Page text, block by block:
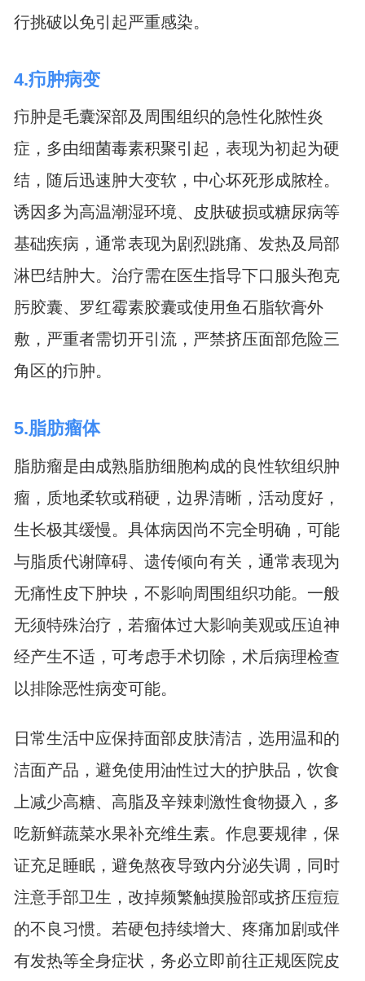
行挑破以免引起严重感染。
4.疖肿病变
疖肿是毛囊深部及周围组织的急性化脓性炎
症，多由细菌毒素积聚引起，表现为初起为硬
结，随后迅速肿大变软，中心坏死形成脓栓。
诱因多为高温潮湿环境、皮肤破损或糖尿病等
基础疾病，通常表现为剧烈跳痛、发热及局部
淋巴结肿大。治疗需在医生指导下口服头孢克
肟胶囊、罗红霉素胶囊或使用鱼石脂软膏外
敷，严重者需切开引流，严禁挤压面部危险三
角区的疖肿。
5.脂肪瘤体
脂肪瘤是由成熟脂肪细胞构成的良性软组织肿
瘤，质地柔软或稍硬，边界清晰，活动度好，
生长极其缓慢。具体病因尚不完全明确，可能
与脂质代谢障碍、遗传倾向有关，通常表现为
无痛性皮下肿块，不影响周围组织功能。一般
无须特殊治疗，若瘤体过大影响美观或压迫神
经产生不适，可考虑手术切除，术后病理检查
以排除恶性病变可能。
日常生活中应保持面部皮肤清洁，选用温和的
洁面产品，避免使用油性过大的护肤品，饮食
上减少高糖、高脂及辛辣刺激性食物摄入，多
吃新鲜蔬菜水果补充维生素。作息要规律，保
证充足睡眠，避免熬夜导致内分泌失调，同时
注意手部卫生，改掉频繁触摸脸部或挤压痘痘
的不良习惯。若硬包持续增大、疼痛加剧或伴
有发热等全身症状，务必立即前往正规医院皮